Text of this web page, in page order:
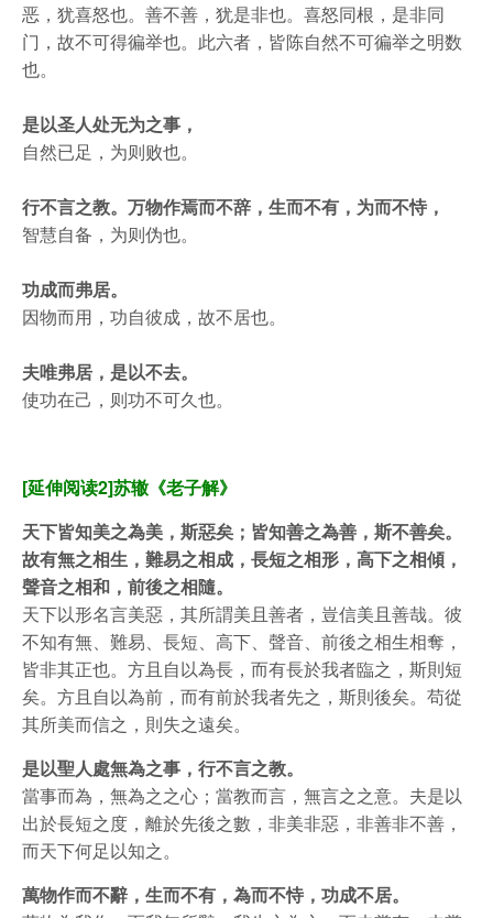
恶，犹喜怒也。善不善，犹是非也。喜怒同根，是非同
门，故不可得徧举也。此六者，皆陈自然不可徧举之明数
也。
是以圣人处无为之事，
自然已足，为则败也。
行不言之教。万物作焉而不辞，生而不有，为而不恃，
智慧自备，为则伪也。
功成而弗居。
因物而用，功自彼成，故不居也。
夫唯弗居，是以不去。
使功在己，则功不可久也。
[延伸阅读2]苏辙《老子解》
天下皆知美之為美，斯惡矣；皆知善之為善，斯不善矣。
故有無之相生，難易之相成，長短之相形，高下之相傾，
聲音之相和，前後之相隨。
天下以形名言美惡，其所謂美且善者，豈信美且善哉。彼
不知有無、難易、長短、高下、聲音、前後之相生相奪，
皆非其正也。方且自以為長，而有長於我者臨之，斯則短
矣。方且自以為前，而有前於我者先之，斯則後矣。苟從
其所美而信之，則失之遠矣。
是以聖人處無為之事，行不言之教。
當事而為，無為之之心；當教而言，無言之之意。夫是以
出於長短之度，離於先後之數，非美非惡，非善非不善，
而天下何足以知之。
萬物作而不辭，生而不有，為而不恃，功成不居。